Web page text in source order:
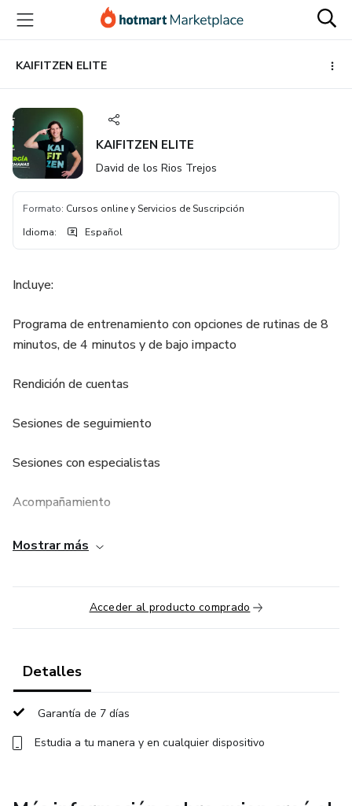
principal
página
de
página
KAIFITZEN ELITE
KAIFITZEN ELITE
David de los Rios Trejos
Formato: Cursos online y Servicios de Suscripción
Idioma: Español
Incluye:
Programa de entrenamiento con opciones de rutinas de 8
minutos, de 4 minutos y de bajo impacto
Rendición de cuentas
Sesiones de seguimiento
Sesiones con especialistas
Acompañamiento
y mucho más...
Mostrar más
Acceder al producto comprado
Detalles
Garantía de 7 días
Estudia a tu manera y en cualquier dispositivo